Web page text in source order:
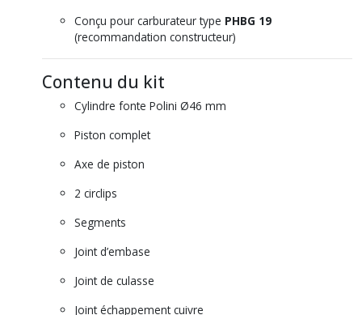
Conçu pour carburateur type PHBG 19
(recommandation constructeur)
Contenu du kit
Cylindre fonte Polini Ø46 mm
Piston complet
Axe de piston
2 circlips
Segments
Joint d’embase
Joint de culasse
Joint échappement cuivre